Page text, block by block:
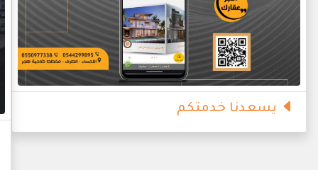
يسعدنا خدمتكم